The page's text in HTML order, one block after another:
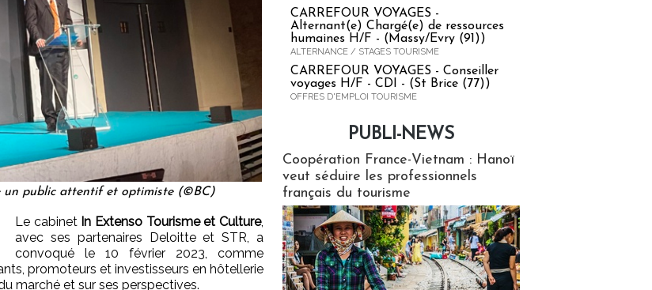
un public attentif et optimiste (©BC)
Le cabinet In Extenso Tourisme et Culture,
avec ses partenaires Deloitte et STR, a
convoqué le 10 février 2023, comme
promoteurs et investisseurs en hôtellerie
marché et sur ses perspectives.
CARREFOUR VOYAGES -
Alternant(e) Chargé(e) de ressources
humaines H/F - (Massy/Evry (91))
ALTERNANCE / STAGES TOURISME
CARREFOUR VOYAGES - Conseiller
voyages H/F - CDI - (St Brice (77))
OFFRES D'EMPLOI TOURISME
PUBLI-NEWS
Coopération France-Vietnam : Hanoï
veut séduire les professionnels
français du tourisme